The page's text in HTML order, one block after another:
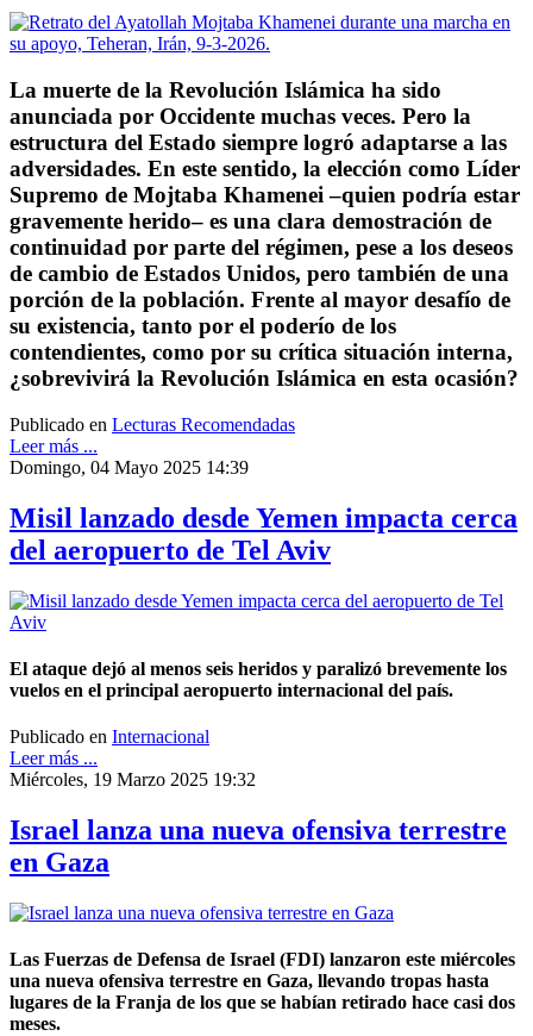
La muerte de la Revolución Islámica ha sido
anunciada por Occidente muchas veces. Pero la
estructura del Estado siempre logró adaptarse a las
adversidades. En este sentido, la elección como Líder
Supremo de Mojtaba Khamenei –quien podría estar
gravemente herido– es una clara demostración de
continuidad por parte del régimen, pese a los deseos
de cambio de Estados Unidos, pero también de una
porción de la población. Frente al mayor desafío de
su existencia, tanto por el poderío de los
contendientes, como por su crítica situación interna,
¿sobrevivirá la Revolución Islámica en esta ocasión?
Publicado en Lecturas Recomendadas
Leer más ...
Domingo, 04 Mayo 2025 14:39
Misil lanzado desde Yemen impacta cerca
del aeropuerto de Tel Aviv
El ataque dejó al menos seis heridos y paralizó brevemente los
vuelos en el principal aeropuerto internacional del país.
Publicado en Internacional
Leer más ...
Miércoles, 19 Marzo 2025 19:32
Israel lanza una nueva ofensiva terrestre
en Gaza
Las Fuerzas de Defensa de Israel (FDI) lanzaron este miércoles
una nueva ofensiva terrestre en Gaza, llevando tropas hasta
lugares de la Franja de los que se habían retirado hace casi dos
meses.